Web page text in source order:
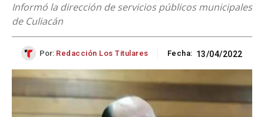
Informó la dirección de servicios públicos municipales
de Culiacán
Por: Redacción Los Titulares Fecha: 13/04/2022